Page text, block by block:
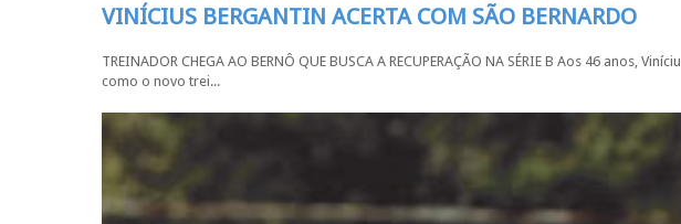
VINÍCIUS BERGANTIN ACERTA COM SÃO BERNARDO
TREINADOR CHEGA AO BERNÔ QUE BUSCA A RECUPERAÇÃO NA SÉRIE B Aos 46 anos,
como o novo trei...